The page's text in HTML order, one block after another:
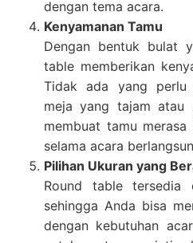
dengan tema acara.
Kenyamanan Tamu
Dengan bentuk bulat
table memberikan
Tidak ada yang perlu
meja yang tajam atau
membuat tamu
selama acara
Pilihan Ukuran yang
Round table tersedia
sehingga Anda bisa
dengan kebutuhan